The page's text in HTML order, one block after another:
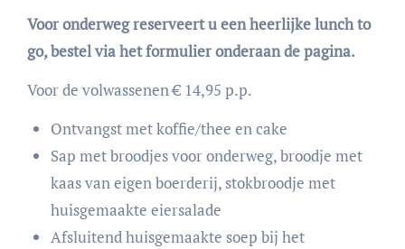
Voor onderweg reserveert u een heerlijke lunch to
go, bestel via het formulier onderaan de pagina.
Voor de volwassenen € 14,95 p.p.
Ontvangst met koffie/thee en cake
Sap met broodjes voor onderweg, broodje met
kaas van eigen boerderij, stokbroodje met
huisgemaakte eiersalade
Afsluitend huisgemaakte soep bij het